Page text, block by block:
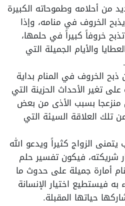
من أحلامه وطموحاته الكبيرة
الخروف في منامه، وإذا
خروفاً كبيراً في حلمها،
والأيام الجميلة التي
الخروف في المنام بداية
تغير الأحداث الحزينة التي
منزعجا بسبب الأذى من بعض
العلاقة السيئة التي
يتمنى الزواج كثيراً ويدعو الله
شريكته، فيكون تفسير حلم
أمارة جميلة على حدوث ما
به فيستطيع اختيار الإنسانة
حياتها المقبلة.